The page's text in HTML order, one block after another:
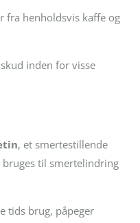
fra henholdsvis kaffe og
inden for visse
, et smertestillende
til smertelindring
tids brug, påpeger